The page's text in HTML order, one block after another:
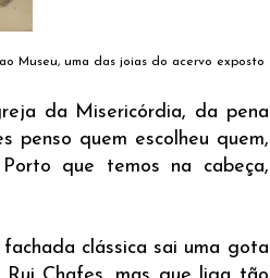
Museu, uma das joias do acervo exposto
da Misericórdia, da pena
penso quem escolheu quem,
que temos na cabeça,
clássica sai uma gota